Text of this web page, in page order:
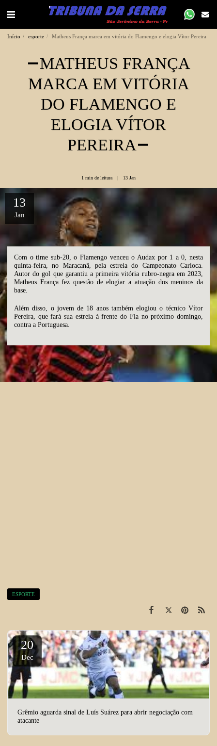
Início esporte Matheus França marca em vitória do Flamengo e elogia Vítor Pereira
MATHEUS FRANÇA
MARCA EM VITÓRIA
DO FLAMENGO E
ELOGIA VÍTOR
PEREIRA
1 min de leitura 13 Jan
13
Jan
Com o time sub-20, o Flamengo venceu o Audax por 1 a 0, nesta
quinta-feira, no Maracanã, pela estreia do Campeonato Carioca.
Autor do gol que garantiu a primeira vitória rubro-negra em 2023,
Matheus França fez questão de elogiar a atuação dos meninos da
base.
Além disso, o jovem de 18 anos também elogiou o técnico Vítor
Pereira, que fará sua estreia à frente do Fla no próximo domingo,
contra a Portuguesa.
ESPORTE
20
Dec
Grêmio aguarda sinal de Luís Suárez para abrir negociação com
atacante